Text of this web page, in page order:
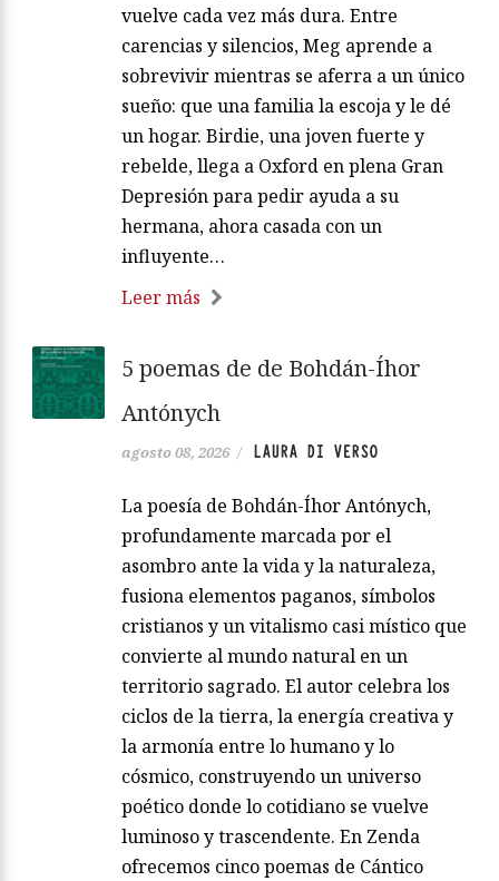
vuelve cada vez más dura. Entre
carencias y silencios, Meg aprende a
sobrevivir mientras se aferra a un único
sueño: que una familia la escoja y le dé
un hogar. Birdie, una joven fuerte y
rebelde, llega a Oxford en plena Gran
Depresión para pedir ayuda a su
hermana, ahora casada con un
influyente…
Leer más
5 poemas de de Bohdán-Íhor
Antónych
agosto 08, 2026 / LAURA DI VERSO
La poesía de Bohdán-Íhor Antónych,
profundamente marcada por el
asombro ante la vida y la naturaleza,
fusiona elementos paganos, símbolos
cristianos y un vitalismo casi místico que
convierte al mundo natural en un
territorio sagrado. El autor celebra los
ciclos de la tierra, la energía creativa y
la armonía entre lo humano y lo
cósmico, construyendo un universo
poético donde lo cotidiano se vuelve
luminoso y trascendente. En Zenda
ofrecemos cinco poemas de Cántico